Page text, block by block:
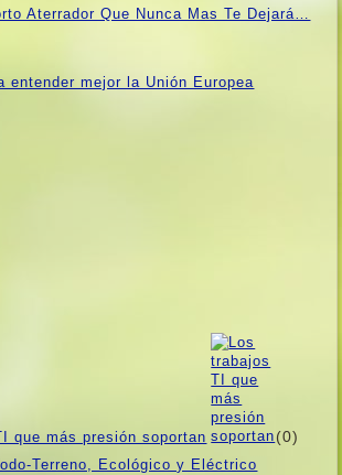
Aterrador Que Nunca Mas Te Dejará…
entender mejor la Unión Europea
que más presión soportan (0)
Terreno, Ecológico y Eléctrico